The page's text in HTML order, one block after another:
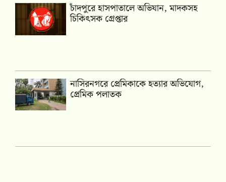
চাঁদপুরে হাসপাতালে অভিযান, মাদকসহ
চিকিৎসক গ্রেপ্তার
নাসিরনগরে প্রেমিকাকে হত্যার অভিযোগ,
প্রেমিক পলাতক